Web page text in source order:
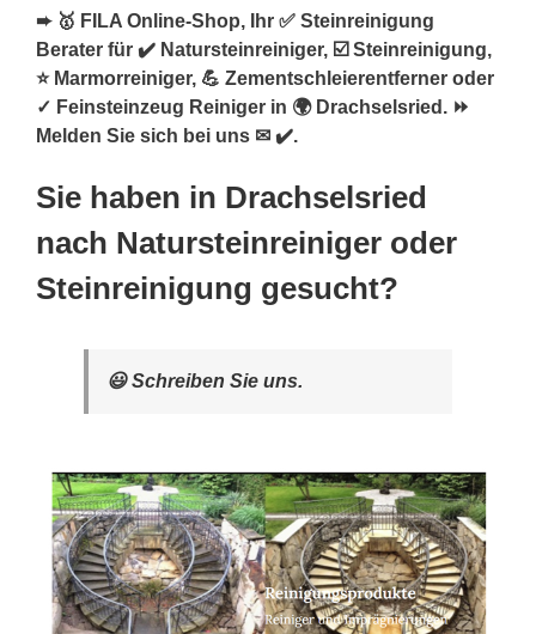
➨ 🥇 FILA Online-Shop, Ihr ✅ Steinreinigung
Berater für ✔️ Natursteinreiniger, ☑️ Steinreinigung,
⭐ Marmorreiniger, 💪 Zementschleierentferner oder
✓ Feinsteinzeug Reiniger in 🌍 Drachselsried. ⏩
Melden Sie sich bei uns ✉ ✔️.
Sie haben in Drachselsried
nach Natursteinreiniger oder
Steinreinigung gesucht?
😃 Schreiben Sie uns.